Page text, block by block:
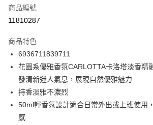
信用卡分期付款
合作金庫商業銀行
華南商業銀行
上海商業儲蓄銀行
台北富邦
國泰世華商業銀行
兆豐國際商
臺灣中小企業銀行
匯豐（台灣）商業銀行
華泰商業
聯邦商業銀行
遠東國際
元大商業銀行
LINE Pay
Apple Pay
街口支付
商品編號
11810287
商品特色
6936711839711
花園系優雅香氛CARLOTTA卡洛塔淡香精
發清新迷人氣息，展現自然優雅魅力
持香淡雅不濃烈
50ml輕香氛設計適合日常外出或上班使用
感